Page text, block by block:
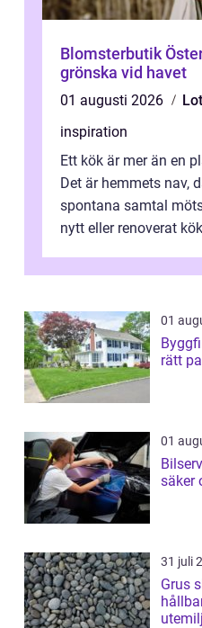
Blomsterbutik Österlen
grönska vid havet
01 augusti 2026
inspiration
Ett kök är mer än en
Det är hemmets nav,
spontana samtal
nytt eller renoverat
01
rätt
01
Bilservice nyckeln
säker
31 juli
Grus